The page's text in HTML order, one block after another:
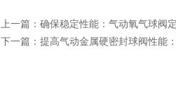
上一篇： 确保稳定性能：气动氧气球阀
下一篇： 提高气动金属硬密封球阀性能